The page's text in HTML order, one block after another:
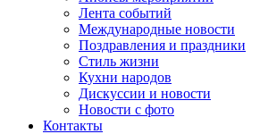
Лента событий
Международные новости
Поздравления и праздники
Cтиль жизни
Кухни народов
Дискуссии и новости
Новости с фото
Контакты